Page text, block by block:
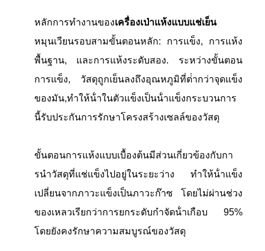
หลักการทํางานของเครื่องเป่าแห้งแบบแช่เย็น
หมุนเวียนรอบสามขั้นตอนหลัก: การแข็ง, การแห้ง
พื้นฐาน, และการแห้งระดับสอง. ระหว่างขั้นตอน
การแข็ง, วัสดุถูกเย็นลงถึงอุณหภูมิที่ต่ํากว่าจุดแข็ง
ของมัน,ทําให้น้ําในตัวแข็งเป็นน้ําแข็งกระบวนการ
นี้รับประกันการรักษาโครงสร้างเซลล์ของวัสดุ
ขั้นตอนการแห้งแบบเบื้องต้นมีส่วนเกี่ยวข้องกับกา
รนําวัสดุที่แช่แข็งไปอยู่ในระยะว่าง ทําให้น้ําแข็ง
เปลี่ยนจากภาวะแข็งเป็นภาวะก๊าซ โดยไม่ผ่านช่วง
ของเหลวเรียกว่าการยกระดับกําจัดน้ําเกือบ 95%
โดยยังคงรักษาความสมบูรณ์ของวัสดุ